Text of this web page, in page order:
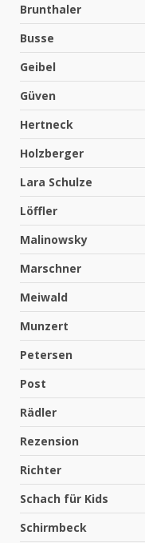
Brunthaler
Busse
Geibel
Güven
Hertneck
Holzberger
Lara Schulze
Löffler
Malinowsky
Marschner
Meiwald
Munzert
Petersen
Post
Rädler
Rezension
Richter
Schach für Kids
Schirmbeck